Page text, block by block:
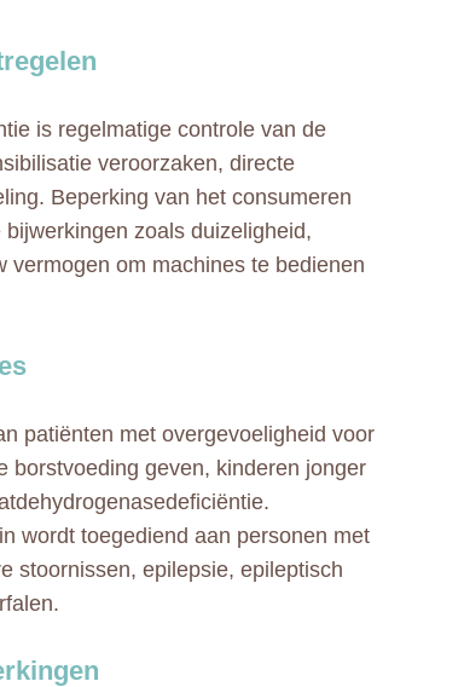
is regelmatige controle van de
veroorzaken, directe
Beperking van het consumeren
zoals duizeligheid,
vermogen om machines te bedienen
patiënten met overgevoeligheid voor
borstvoeding geven, kinderen jonger
wordt toegediend aan personen met
stoornissen, epilepsie, epileptisch